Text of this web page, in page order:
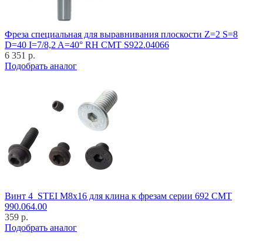
Фреза специальная для выравнивания плоскости Z=2 S=8
D=40 I=7/8,2 A=40° RH CMT S922.04066
6 351 р.
Подобрать аналог
Винт 4_STEI M8x16 для клина к фрезам серии 692 CMT
990.064.00
359 р.
Подобрать аналог